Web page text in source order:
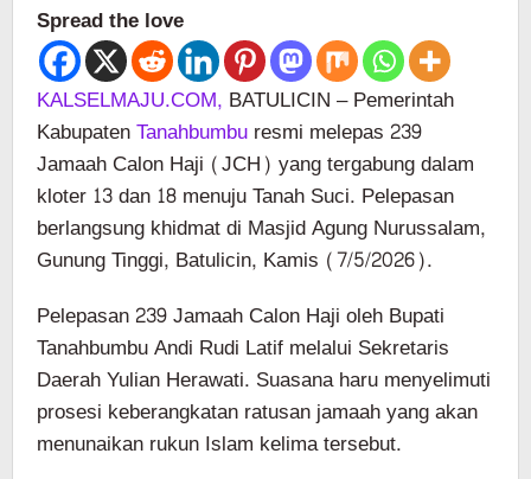
Spread the love
KALSELMAJU.COM, BATULICIN – Pemerintah
KabupatenTanahbumburesmi melepas 239
Jamaah Calon Haji (JCH) yang tergabung dalam
kloter 13 dan 18 menuju Tanah Suci. Pelepasan
berlangsung khidmat di Masjid Agung Nurussalam,
Gunung Tinggi, Batulicin, Kamis (7/5/2026).
Pelepasan 239 Jamaah Calon Haji oleh Bupati
Tanahbumbu Andi Rudi Latif melalui Sekretaris
Daerah Yulian Herawati. Suasana haru menyelimuti
prosesi keberangkatan ratusan jamaah yang akan
menunaikan rukun Islam kelima tersebut.